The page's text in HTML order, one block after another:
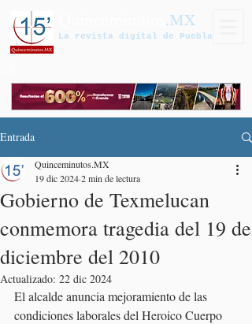
.MX
La revista digital de Puebla
Entrada
Gobierno de Texmelucan
conmemora tragedia del 19 de
diciembre del 2010
Quinceminutos.MX
19 dic 20242 min de lectura
Actualizado: 22 dic 2024
El alcalde anuncia mejoramiento de las
condiciones laborales del Heroico Cuerpo